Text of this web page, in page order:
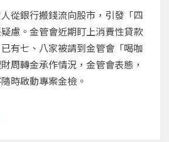
從銀行搬錢流向股市，引發「四
慮。金管會近期盯上消費性貸款
有七、八家被請到金管會「喝咖
周轉金承作情況，金管會表態，
時啟動專案金檢。